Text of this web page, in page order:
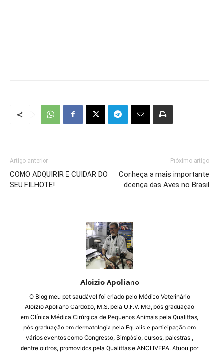
Artigo anterior
COMO ADQUIRIR E CUIDAR DO
SEU FILHOTE!
Próximo artigo
Conheça a mais importante
doença das Aves no Brasil
Aloizio Apoliano
O Blog meu pet saudável foi criado pelo Médico Veterinário
Aloízio Apoliano Cardozo, M.S. pela U.F.V. MG, pós graduação
em Clínica Médica Cirúrgica de Pequenos Animais pela Qualittas,
pós graduação em dermatologia pela Equalis e participação em
vários eventos como Congresso, Simpósio, cursos, palestras ,
dentre outros, promovidos pela Qualittas e ANCLIVEPA. Atuou por